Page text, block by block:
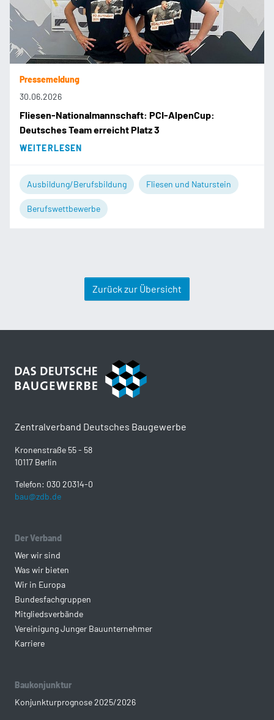
Pressemeldung
30.06.2026
Fliesen-Nationalmannschaft: PCI-AlpenCup:
Deutsches Team erreicht Platz 3
WEITERLESEN
Ausbildung/Berufsbildung Fliesen und Naturstein
Berufswettbewerbe
Zurück zur Übersicht
Zentralverband Deutsches Baugewerbe
Kronenstraße 55 - 58
10117 Berlin
Telefon: 030 20314-0
bau@zdb.de
Der Verband
Wer wir sind
Was wir bieten
Wir in Europa
Bundesfachgruppen
Mitgliedsverbände
Vereinigung Junger Bauunternehmer
Karriere
Baukonjunktur
Konjunkturprognose 2025/2026